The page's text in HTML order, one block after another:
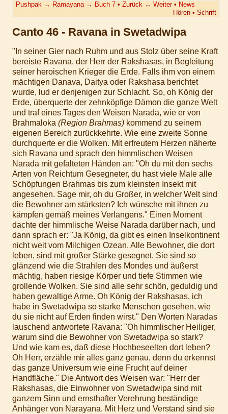
Pushpak → Ramayana → Buch 7 •Zurück ↔ Weiter• News
Hören• Schrift
Canto 46 - Ravana in Swetadwipa
"In seiner Gier nach Ruhm und aus Stolz über seine Kraft
bereiste Ravana, der Herr der Rakshasas, in Begleitung
seiner heroischen Krieger die Erde. Falls ihm von einem
mächtigen Danava, Daitya oder Rakshasa berichtet
wurde, lud er denjenigen zur Schlacht. So, oh König der
Erde, überquerte der zehnköpfige Dämon die ganze Welt
und traf eines Tages den Weisen Narada, wie er von
Brahmaloka (Region Brahmas) kommend zu seinem
eigenen Bereich zurückkehrte. Wie eine zweite Sonne
durchquerte er die Wolken. Mit erfreutem Herzen näherte
sich Ravana und sprach den himmlischen Weisen
Narada mit gefalteten Händen an: "Oh du mit den sechs
Arten von Reichtum Gesegneter, du hast viele Male alle
Schöpfungen Brahmas bis zum kleinsten Insekt mit
angesehen. Sage mir, oh du Großer, in welcher Welt sind
die Bewohner am stärksten? Ich wünsche mit ihnen zu
kämpfen gemäß meines Verlangens." Einen Moment
dachte der himmlische Weise Narada darüber nach, und
dann sprach er: "Ja König, da gibt es einen Inselkontinent
nicht weit vom Milchigen Ozean. Alle Bewohner, die dort
leben, sind mit großer Stärke gesegnet. Sie sind so
glänzend wie die Strahlen des Mondes und äußerst
mächtig, haben riesige Körper und tiefe Stimmen wie
grollende Wolken. Sie sind alle sehr schön, geduldig und
haben gewaltige Arme. Oh König der Rakshasas, ich
habe in Swetadwipa so starke Menschen gesehen, wie
du sie nicht auf Erden finden wirst." Den Worten Naradas
lauschend antwortete Ravana: "Oh himmlischer Heiliger,
warum sind die Bewohner von Swetadwipa so stark?
Und wie kam es, daß diese Hochbeseelten dort leben?
Oh Herr, erzähle mir alles ganz genau, denn du erkennst
das ganze Universum wie eine Frucht auf deiner
Handfläche." Die Antwort des Weisen war: "Herr der
Rakshasas, die Einwohner von Swetadwipa sind mit
ganzem Sinn und ernsthafter Verehrung beständige
Anhänger von Narayana. Mit Herz und Verstand sind sie